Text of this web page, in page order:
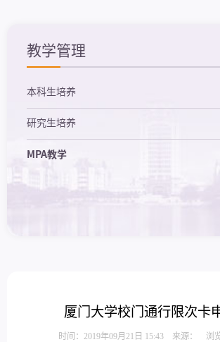
教学管理
本科生培养
研究生培养
MPA教学
厦门大学校门通行限次卡
时间：2019年09月21日 15:43 来源： 浏览